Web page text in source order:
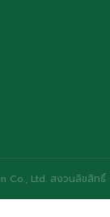
Co., Ltd. สงวนลิขสิทธิ์